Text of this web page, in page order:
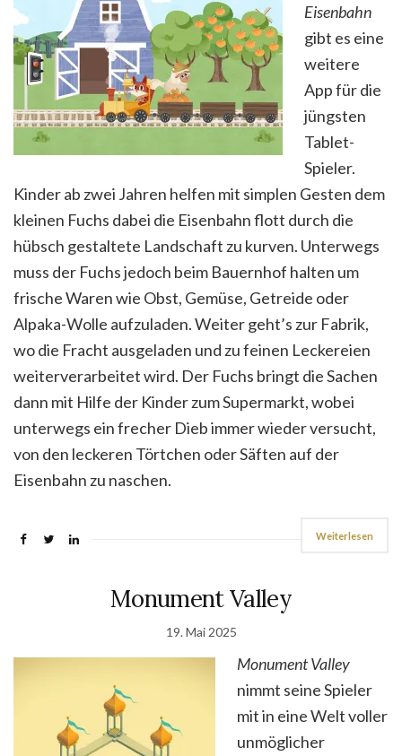
Eisenbahn
gibt es eine
weitere
App für die
jüngsten
Tablet-
Spieler.
Kinder ab zwei Jahren helfen mit simplen Gesten dem
kleinen Fuchs dabei die Eisenbahn flott durch die
hübsch gestaltete Landschaft zu kurven. Unterwegs
muss der Fuchs jedoch beim Bauernhof halten um
frische Waren wie Obst, Gemüse, Getreide oder
Alpaka-Wolle aufzuladen. Weiter geht’s zur Fabrik,
wo die Fracht ausgeladen und zu feinen Leckereien
weiterverarbeitet wird. Der Fuchs bringt die Sachen
dann mit Hilfe der Kinder zum Supermarkt, wobei
unterwegs ein frecher Dieb immer wieder versucht,
von den leckeren Törtchen oder Säften auf der
Eisenbahn zu naschen.
Weiterlesen
Monument Valley
19. Mai 2025
Monument Valley
nimmt seine Spieler
mit in eine Welt voller
unmöglicher